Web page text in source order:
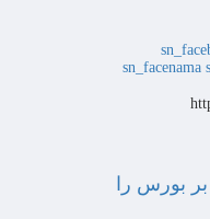
sn_facenama
بورس را